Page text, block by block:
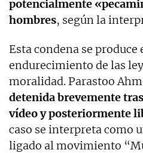
potencialmente
hombres, según la
Esta condena se produce
endurecimiento de las
moralidad. Parastoo
detenida brevemente
vídeo y posteriormente
caso se interpreta como
ligado al movimiento